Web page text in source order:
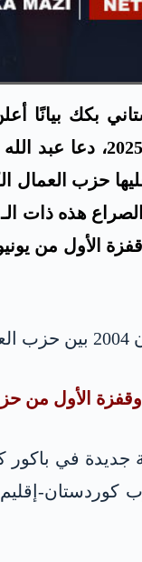
حزب العمال
أغسطس/ آب 1999 ودام
الأول من
كوردستان-